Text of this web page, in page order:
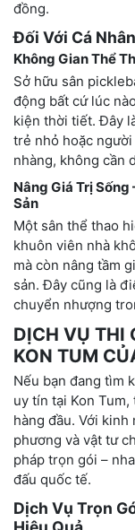
đồng.
Đối Với Cá
Không Gian Thể
Sở hữu sân
động bất cứ lúc
kiện thời tiết. Đây
trẻ nhỏ hoặc
nhàng, không cần
Nâng Giá Trị
Sản
Một sân thể thao
khuôn viên nhà
mà còn nâng tầm
sản. Đây cũng là
chuyển nhượng
DỊCH VỤ THI
KON TUM
Nếu bạn đang tìm
uy tín tại Kon
hàng đầu. Với
phương và vật tư
pháp trọn gói –
đấu quốc tế.
Dịch Vụ Trọn